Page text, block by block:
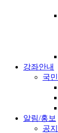
강좌안내
국
알림/홍보
공